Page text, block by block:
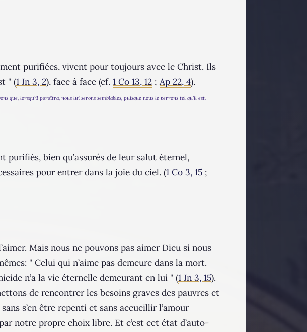
purifiées, vivent pour toujours avec le Christ. Ils
" (1 Jn 3, 2), face à face (cf. 1 Co 13, 12 ; Ap 22, 4).
que, lorsqu'il paraîtra, nous lui serons semblables, puisque nous le verrons tel qu'il est.
purifiés, bien qu’assurés de leur salut éternel,
pour entrer dans la joie du ciel. (1 Co 3, 15 ;
Mais nous ne pouvons pas aimer Dieu si nous
" Celui qui n’aime pas demeure dans la mort.
n’a la vie éternelle demeurant en lui " (1 Jn 3, 15).
de rencontrer les besoins graves des pauvres et
s’en être repenti et sans accueillir l’amour
notre propre choix libre. Et c’est cet état d’auto-